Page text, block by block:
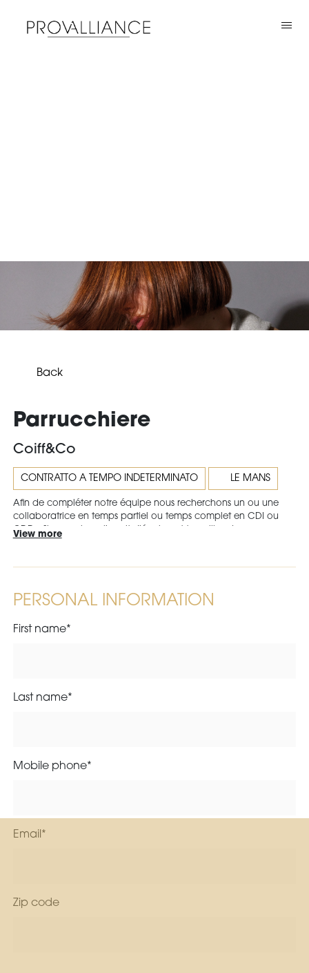
Back
Parrucchiere
Coiff&Co
CONTRATTO A TEMPO INDETERMINATO LE MANS
Afin de compléter notre équipe nous recherchons un ou une
collaboratrice en temps partiel ou temps complet en CDI ou
CDD . Si vous aimez l'esprit d'équipe et travaillez dans une
restaurants, comité d'entreprises. N'hésitez pas à demander
View more
PERSONAL INFORMATION
First name*
Last name*
Mobile phone*
Email*
Zip code